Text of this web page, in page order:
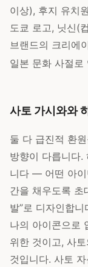
이상), 후지 유치
도쿄 로고, 닛신(
브랜드의 크리에
일본 문화 사절로
사토 가시와와
둘 다 급진적 환
방향이 다릅니다.
니다 — 어떤 아이
간을 채우도록 초
발”로 디자인합
나의 아이콘으로
위한 것이고, 사
것입니다. 사토